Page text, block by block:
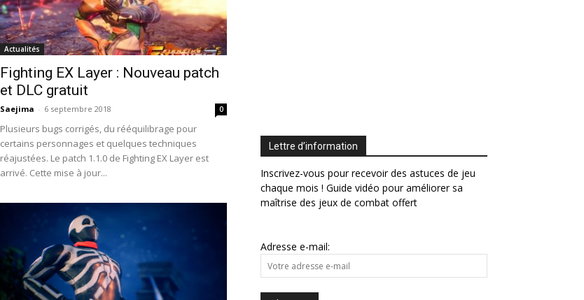
Actualités
Fighting EX Layer : Nouveau patch
et DLC gratuit
Saejima - 6 septembre 2018 0
Plusieurs bugs corrigés, du rééquilibrage pour
certains personnages et quelques techniques
réajustées. Le patch 1.1.0 de Fighting EX Layer est
arrivé. Cette mise à jour...
Lettre d’information
Inscrivez-vous pour recevoir des astuces de jeu
chaque mois ! Guide vidéo pour améliorer sa
maîtrise des jeux de combat offert
Adresse e-mail: